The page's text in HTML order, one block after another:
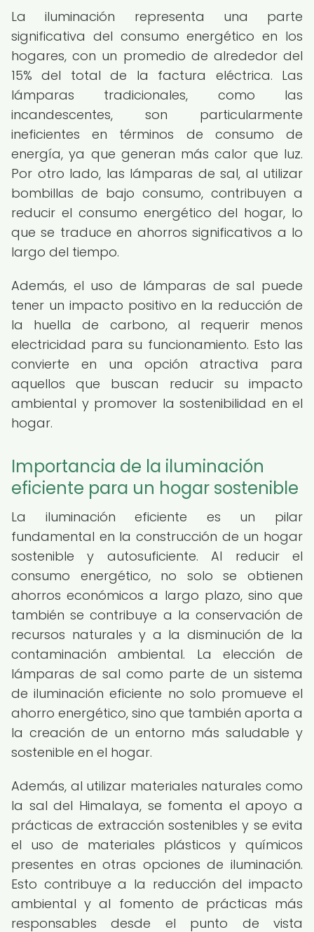
La iluminación representa una parte
significativa del consumo energético en los
hogares, con un promedio de alrededor del
15% del total de la factura eléctrica. Las
lámparas tradicionales, como las
incandescentes, son particularmente
ineficientes en términos de consumo de
energía, ya que generan más calor que luz.
Por otro lado, las lámparas de sal, al utilizar
bombillas de bajo consumo, contribuyen a
reducir el consumo energético del hogar, lo
que se traduce en ahorros significativos a lo
largo del tiempo.
Además, el uso de lámparas de sal puede
tener un impacto positivo en la reducción de
la huella de carbono, al requerir menos
electricidad para su funcionamiento. Esto las
convierte en una opción atractiva para
aquellos que buscan reducir su impacto
ambiental y promover la sostenibilidad en el
hogar.
Importancia de la iluminación
eficiente para un hogar sostenible
La iluminación eficiente es un pilar
fundamental en la construcción de un hogar
sostenible y autosuficiente. Al reducir el
consumo energético, no solo se obtienen
ahorros económicos a largo plazo, sino que
también se contribuye a la conservación de
recursos naturales y a la disminución de la
contaminación ambiental. La elección de
lámparas de sal como parte de un sistema
de iluminación eficiente no solo promueve el
ahorro energético, sino que también aporta a
la creación de un entorno más saludable y
sostenible en el hogar.
Además, al utilizar materiales naturales como
la sal del Himalaya, se fomenta el apoyo a
prácticas de extracción sostenibles y se evita
el uso de materiales plásticos y químicos
presentes en otras opciones de iluminación.
Esto contribuye a la reducción del impacto
ambiental y al fomento de prácticas más
responsables desde el punto de vista